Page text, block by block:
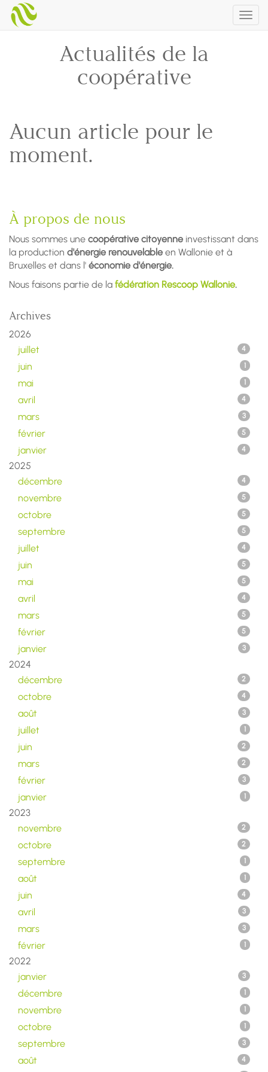
Actualités de la
coopérative
Aucun article pour le
moment.
À propos de nous
Nous sommes une coopérative citoyenne investissant dans
la production d'énergie renouvelable en Wallonie et à
Bruxelles et dans l' économie d'énergie.
Nous faisons partie de la fédération Rescoop Wallonie.
Archives
2026
juillet
4
juin 1
mai 1
avril 4
mars 3
février 5
janvier 4
2025
décembre
4
novembre 5
octobre 5
septembre 5
juillet 4
juin 5
mai 5
avril 4
mars 5
février 5
janvier 3
2024
décembre
2
octobre 4
août 3
juillet 1
juin 2
mars 2
février 3
janvier 1
2023
novembre
2
octobre 2
septembre 1
août 1
juin 4
avril 3
mars 3
février 1
2022
janvier
3
décembre 1
novembre 1
octobre 1
septembre 3
août 4